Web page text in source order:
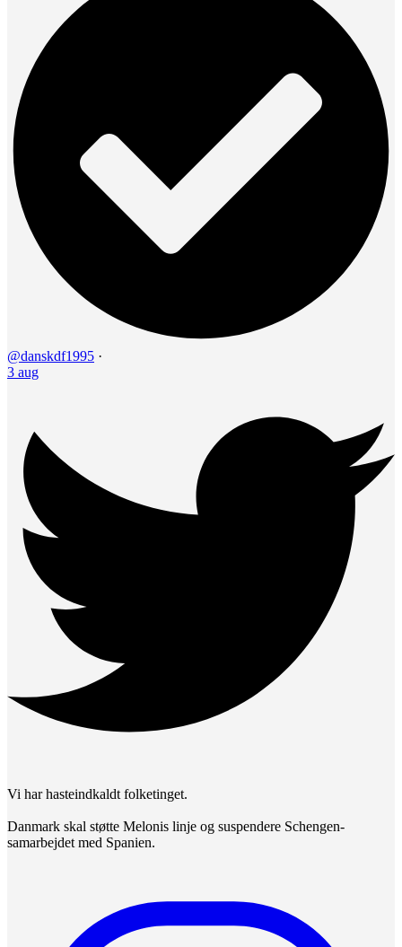
@danskdf1995 ·
3 aug
Vi har hasteindkaldt folketinget.
Danmark skal støtte Melonis linje og suspendere Schengen-
samarbejdet med Spanien.